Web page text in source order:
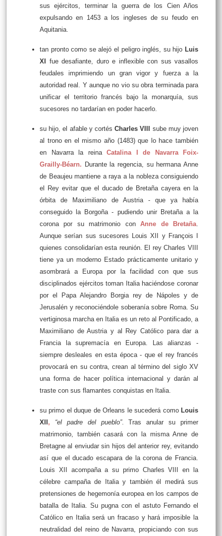
sus ejércitos, terminar la guerra de los Cien Años
expulsando en 1453 a los ingleses de su feudo en
Aquitania.
tan pronto como se alejó el peligro inglés, su hijo Luis
XI fue desafiante, duro e inflexible con sus vasallos
feudales imprimiendo un gran vigor y fuerza a la
autoridad real. Y aunque no vio su obra terminada para
unificar el territorio francés bajo la monarquía, sus
sucesores no tardarían en poder hacerlo.
su hijo, el afable y cortésCharles VIII sube muy joven
al trono en el mismo año (1483) que lo hace también
en Navarra la reina Catalina I de Navarra Foix-
Grailly-Béarn. Durante la regencia, su hermana Anne
de Beaujeu mantiene a raya a la nobleza consiguiendo
el Rey evitar que el ducado de Bretaña cayera en la
órbita de Maximiliano de Austria - que ya había
conseguido la Borgoña - pudiendo unir Bretaña a la
corona por su matrimonio conAnne de Bretaña.
Aunque serían sus sucesores Louis XII y François I
quienes consolidarían esta reunión. El rey Charles VIII
tiene ya un moderno Estado prácticamente unitario y
asombrará a Europa por la facilidad con que sus
disciplinados ejércitos toman Italia haciéndose coronar
por el Papa Alejandro Borgia rey de Nápoles y de
Jerusalén y reconociéndole soberanía sobre Roma. Su
vertiginosa marcha en Italia es un reto al Pontificado, a
Maximiliano de Austria y al Rey Católico para dar a
Francia la supremacía en Europa. Las alianzas -
siempre desleales en esta época - que el rey francés
provocará en su contra, crean al término del siglo XV
una forma de hacer política internacional y darán al
traste con sus flamantes conquistas en Italia.
su primo el duque de Orleans le sucederá como Louis
XII , “el padre del pueblo”. Tras anular su primer
matrimonio, también casará con la misma Anne de
Bretagne al enviudar sin hijos del anterior rey, evitando
así que el ducado escapara de la corona de Francia.
Louis XII acompaña a su primo Charles VIII en la
célebre campaña de Italia y también él medirá sus
pretensiones de hegemonía europea en los campos de
batalla de Italia. Su pugna con el astuto Fernando el
Católico en Italia será un fracaso y hará imposible la
neutralidad del reino de Navarra, propiciando con sus